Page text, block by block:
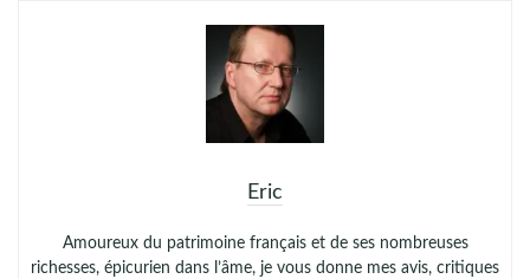
Eric
Amoureux du patrimoine français et de ses nombreuses
richesses, épicurien dans l’âme, je vous donne mes avis, critiques